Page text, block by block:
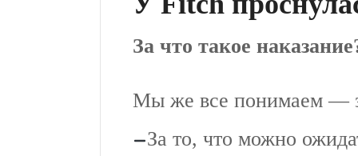
За что такое
Мы же все понимаем —
За то, что можно